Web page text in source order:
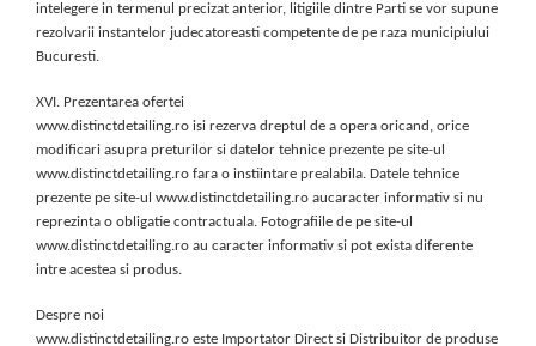
intelegere in termenul precizat anterior, litigiile dintre Parti se vor supune
rezolvarii instantelor judecatoreasti competente de pe raza municipiului
Bucuresti.
XVI. Prezentarea ofertei
www.distinctdetailing.ro isi rezerva dreptul de a opera oricand, orice
modificari asupra preturilor si datelor tehnice prezente pe site-ul
www.distinctdetailing.ro fara o instiintare prealabila. Datele tehnice
prezente pe site-ul www.distinctdetailing.ro aucaracter informativ si nu
reprezinta o obligatie contractuala. Fotografiile de pe site-ul
www.distinctdetailing.ro au caracter informativ si pot exista diferente
intre acestea si produs.
Despre noi
www.distinctdetailing.ro este Importator Direct si Distribuitor de produse